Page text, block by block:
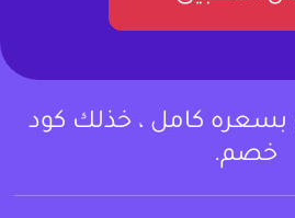
بسعره كامل ، خذلك كود
خصم.